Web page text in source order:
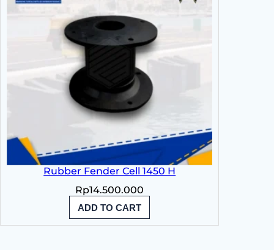
Rubber Fender Cell 1450 H
Rp14.500.000
ADD TO CART